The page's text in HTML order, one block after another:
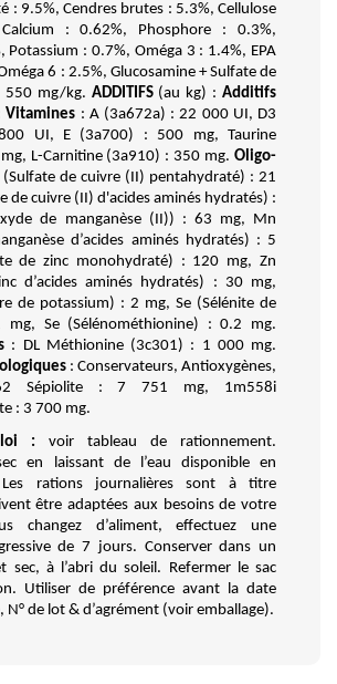
: 9.5%, Cendres brutes : 5.3%, Cellulose
: 0.62%, Phosphore : 0.3%,
Potassium : 0.7%, Oméga 3 : 1.4%, EPA
6 : 2.5%, Glucosamine + Sulfate de
550 mg/kg. ADDITIFS (au kg) : Additifs
Vitamines : A (3a672a) : 22 000 UI, D3
UI, E (3a700) : 500 mg, Taurine
L-Carnitine (3a910) : 350 mg. Oligo-
(Sulfate de cuivre (II) pentahydraté) : 21
de cuivre (II) d'acides aminés hydratés) :
de manganèse (II)) : 63 mg, Mn
d’acides aminés hydratés) : 5
de zinc monohydraté) : 120 mg, Zn
d’acides aminés hydratés) : 30 mg,
de potassium) : 2 mg, Se (Sélénite de
: Conservateurs, Antioxygènes,
Sépiolite : 7 751 mg, 1m558i
: 3 700 mg.
: voir tableau de rationnement.
en laissant de l’eau disponible en
Les rations journalières sont à titre
être adaptées aux besoins de votre
changez d’aliment, effectuez une
de 7 jours. Conserver dans un
sec, à l’abri du soleil. Refermer le sac
Utiliser de préférence avant la date
N° de lot & d’agrément (voir emballage).